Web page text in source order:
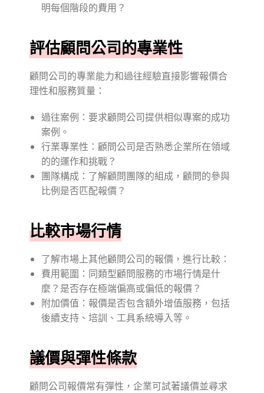
明每個階段的費用？
評估顧問公司的專業性
顧問公司的專業能力和過往經驗直接影響報價合
理性和服務質量：
過往案例：要求顧問公司提供相似專案的成功
案例。
行業專業性：顧問公司是否熟悉企業所在領域
的的運作和挑戰？
團隊構成：了解顧問團隊的組成，顧問的參與
比例是否匹配報價？
比較市場行情
了解市場上其他顧問公司的報價，進行比較：
費用範圍：同類型顧問服務的市場行情是什
麼？是否存在極端偏高或偏低的報價？
附加價值：報價是否包含額外增值服務，包括
後續支持、培訓、工具系統導入等。
議價與彈性條款
顧問公司報價常有彈性，企業可試著議價並尋求